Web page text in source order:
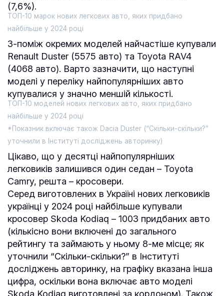
(7,6%).
ТОП-10 марок нових легкових авто, яких придбано
найбільше у 2024 році
З-поміж окремих моделей найчастіше купували
Renault Duster (5575 авто) та Toyota RAV4
(4068 авто). Варто зазначити, що наступні
моделі у переліку найпопулярніших авто
купувалися у значно меншій кількості.
ТОП-10 моделей нових легкових авто, яких придбано
найбільше у 2024 році
*Показник включає також Dacia Duster (“Скільки-скільки?”
уточнили в Інституті досліджень авторинку)
Цікаво, що у десятці найпопулярніших
легковиків залишився один седан – Toyota
Camry, решта – кросовери.
Серед виготовлених в Україні нових легковиків
українці у 2024 році найбільше купували
кросовер Skoda Kodiaq – 1003 придбаних авто
(кількісно вони включені до загального
рейтингу та займають у ньому 8-ме місце; як
уточнили “Скільки-скільки?” в Інституті
досліджень авторинку, на графіку вказана інша
цифра, оскільки вона включає авто моделі
Skoda Kodiaq виготовлені за кордоном). Також